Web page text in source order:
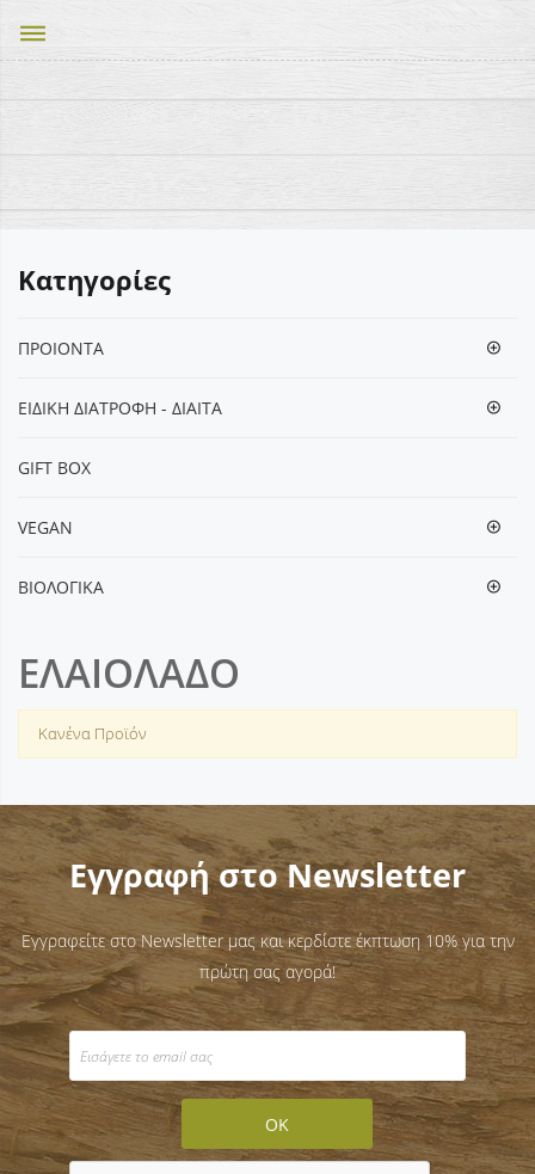
dehaze
Κατηγορίες
ΠΡΟΙΟΝΤΑ
ΕΙΔΙΚΗ ΔΙΑΤΡΟΦΗ - ΔΙΑΙΤΑ
GIFT BOX
VEGΑΝ
ΒΙΟΛΟΓΙΚΑ
ΕΛΑΙΟΛΑΔΟ
Κανένα Προϊόν
Εγγραφή στο Newsletter
Εγγραφείτε στο Newsletter μας και κερδίστε έκπτωση 10% για την
πρώτη σας αγορά!